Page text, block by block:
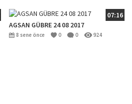
07:16
AGSAN GÜBRE 24 08 2017
8 sene önce 0 0 924